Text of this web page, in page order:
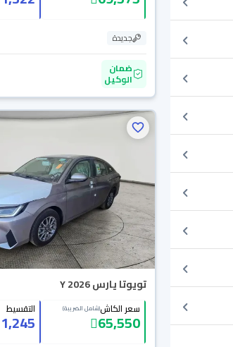
جديدة
ضمان
الوكيل
تويوتا يارس Y 2026
سعر الكاش(شامل الضريبة)
65,550
التقسيط
1,245